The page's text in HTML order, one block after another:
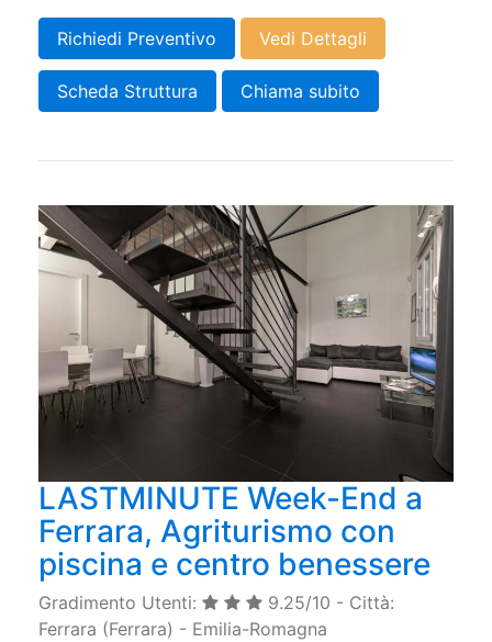
Richiedi Preventivo Vedi Dettagli
Scheda Struttura Chiama subito
LASTMINUTE Week-End a
Ferrara, Agriturismo con
piscina e centro benessere
Gradimento Utenti:
9.25/10 - Città:
Ferrara (Ferrara) - Emilia-Romagna